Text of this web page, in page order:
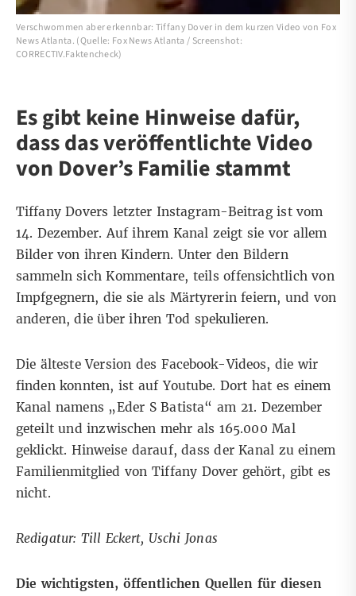
Verschwommen aber erkennbar: Tiffany Dover in dem kurzen Video von Fox
News Atlanta. (Quelle: Fox News Atlanta / Screenshot:
CORRECTIV.Faktencheck)
Es gibt keine Hinweise dafür,
dass das veröffentlichte Video
von Dover’s Familie stammt
Tiffany Dovers letzter Instagram-Beitrag ist vom
14. Dezember. Auf ihrem Kanal zeigt sie vor allem
Bilder von ihren Kindern. Unter den Bildern
sammeln sich Kommentare, teils offensichtlich von
Impfgegnern, die sie als Märtyrerin feiern, und von
anderen, die über ihren Tod spekulieren.
Die älteste Version des Facebook-Videos, die wir
finden konnten, ist auf Youtube. Dort hat es einem
Kanal namens „Eder S Batista“ am 21. Dezember
geteilt und inzwischen mehr als 165.000 Mal
geklickt. Hinweise darauf, dass der Kanal zu einem
Familienmitglied von Tiffany Dover gehört, gibt es
nicht.
Redigatur: Till Eckert, Uschi Jonas
Die wichtigsten, öffentlichen Quellen für diesen